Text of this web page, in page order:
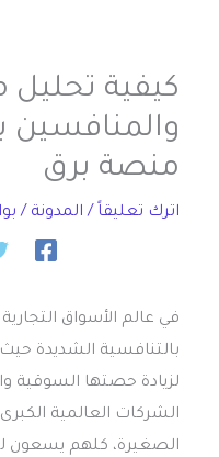
كيفية
والمنافسين
منصة برق
اترك تعليقاً / المدونة /
في عالم الأسواق
بالتنافسية الشديدة
لزيادة حصتها السوقية
الشركات العالمية
الصغيرة، كلهم يسعون